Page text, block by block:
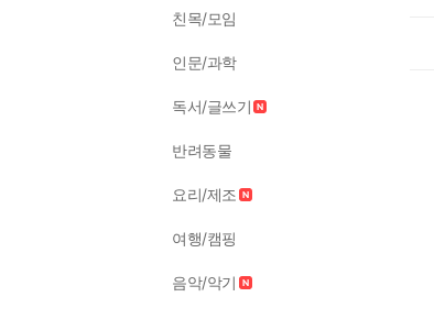
친목/모임
인문/과학
독서/글쓰기
반려동물
요리/제조
여행/캠핑
음악/악기